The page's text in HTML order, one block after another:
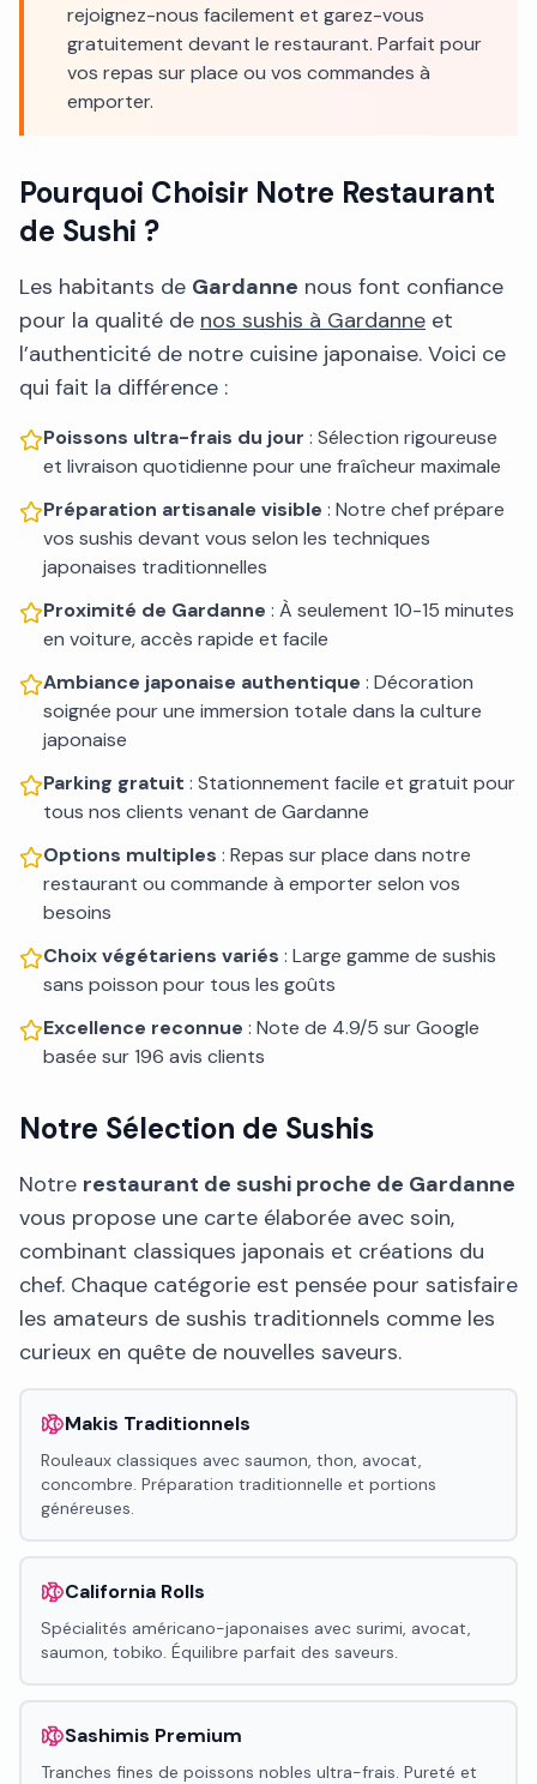
rejoignez-nous facilement et garez-vous
gratuitement devant le restaurant. Parfait pour
vos repas sur place ou vos commandes à
emporter.
Pourquoi Choisir Notre Restaurant
de Sushi ?
Les habitants de Gardanne nous font confiance
pour la qualité de nos sushis à Gardanne et
l’authenticité de notre cuisine japonaise. Voici ce
qui fait la différence :
Poissons ultra-frais du jour : Sélection rigoureuse
et livraison quotidienne pour une fraîcheur maximale
Préparation artisanale visible : Notre chef prépare
vos sushis devant vous selon les techniques
japonaises traditionnelles
Proximité de Gardanne : À seulement 10-15 minutes
en voiture, accès rapide et facile
Ambiance japonaise authentique : Décoration
soignée pour une immersion totale dans la culture
japonaise
Parking gratuit : Stationnement facile et gratuit pour
tous nos clients venant de Gardanne
Options multiples : Repas sur place dans notre
restaurant ou commande à emporter selon vos
besoins
Choix végétariens variés : Large gamme de sushis
sans poisson pour tous les goûts
Excellence reconnue : Note de 4.9/5 sur Google
basée sur 196 avis clients
Notre Sélection de Sushis
Notre restaurant de sushi proche de Gardanne
vous propose une carte élaborée avec soin,
combinant classiques japonais et créations du
chef. Chaque catégorie est pensée pour satisfaire
les amateurs de sushis traditionnels comme les
curieux en quête de nouvelles saveurs.
Makis Traditionnels
Rouleaux classiques avec saumon, thon, avocat,
concombre. Préparation traditionnelle et portions
généreuses.
California Rolls
Spécialités américano-japonaises avec surimi, avocat,
saumon, tobiko. Équilibre parfait des saveurs.
Sashimis Premium
Tranches fines de poissons nobles ultra-frais. Pureté et